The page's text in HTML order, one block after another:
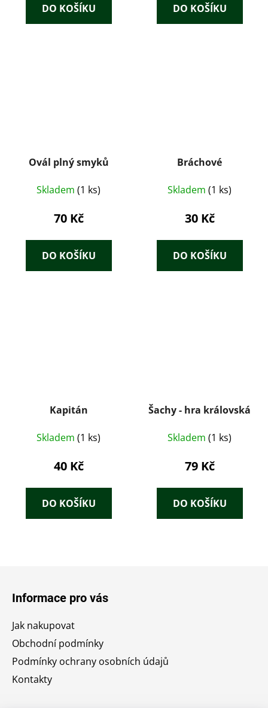
DO KOŠÍKU DO KOŠÍKU
Ovál plný smyků
Skladem (1 ks)
70 Kč
DO KOŠÍKU
Bráchové
Skladem (1 ks)
30 Kč
DO KOŠÍKU
Kapitán
Skladem (1 ks)
40 Kč
DO KOŠÍKU
Šachy - hra královská
Skladem (1 ks)
79 Kč
DO KOŠÍKU
Informace pro vás
Jak nakupovat
Obchodní podmínky
Podmínky ochrany osobních údajů
Kontakty